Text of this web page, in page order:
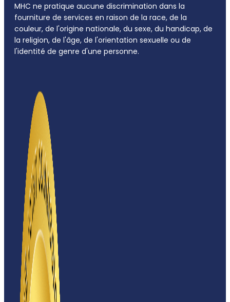
MHC ne pratique aucune discrimination dans la
fourniture de services en raison de la race, de la
couleur, de l'origine nationale, du sexe, du handicap, de
la religion, de l'âge, de l'orientation sexuelle ou de
l'identité de genre d'une personne.